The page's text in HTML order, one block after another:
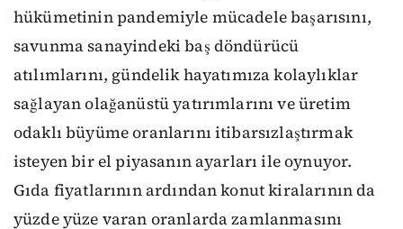
hükümetinin pandemiyle mücadele başarısını,
savunma sanayindeki baş döndürücü
atılımlarını, gündelik hayatımıza kolaylıklar
sağlayan olağanüstü yatırımlarını ve üretim
odaklı büyüme oranlarını itibarsızlaştırmak
isteyen bir el piyasanın ayarları ile oynuyor.
Gıda fiyatlarının ardından konut kiralarının da
yüzde yüze varan oranlarda zamlanmasını